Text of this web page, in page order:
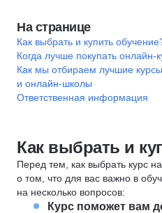
На странице
Как выбрать и купить
Когда лучше покупать онлайн-
Как мы отбираем лучшие курсы
и онлайн-школы
Ответственная информация
Как выбрать и
Перед тем, как выбрать курс
о том, что для вас важно в
на несколько вопросов:
Курс поможет вам